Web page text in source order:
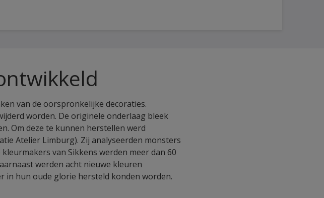
van de oorspronkelijke decoraties.
worden. De originele onderlaag bleek
Om deze te kunnen herstellen werd
Atelier Limburg). Zij analyseerden monsters
van Sikkens werden meer dan 60
werden acht nieuwe kleuren
in hun oude glorie hersteld konden worden.